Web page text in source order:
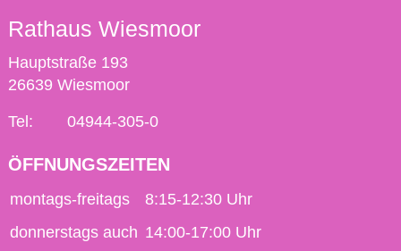
Rathaus Wiesmoor
Hauptstraße 193
26639 Wiesmoor
Tel: 04944-305-0
ÖFFNUNGSZEITEN
montags-freitags
8:15-12:30 Uhr
donnerstags auch 14:00-17:00 Uhr